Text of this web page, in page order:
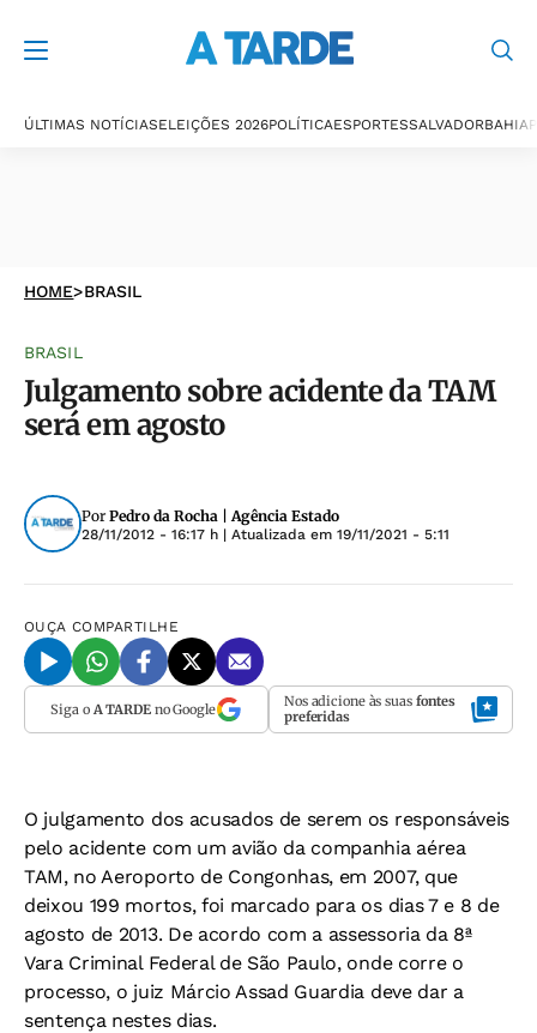
ÚLTIMAS NOTÍCIASELEIÇÕES 2026POLÍTICAESPORTESSALVADORBAHIA
HOME>BRASIL
BRASIL
Julgamento sobre acidente da TAM
será em agosto
Por Pedro da Rocha | Agência Estado
28/11/2012 - 16:17 h | Atualizada em 19/11/2021 - 5:11
OUÇA COMPARTILHE
Siga o A TARDEno Google Nos adicione às suas fontes
preferidas
O julgamento dos acusados de serem os responsáveis
pelo acidente com um avião da companhia aérea
TAM, no Aeroporto de Congonhas, em 2007, que
deixou 199 mortos, foi marcado para os dias 7 e 8 de
agosto de 2013. De acordo com a assessoria da 8ª
Vara Criminal Federal de São Paulo, onde corre o
processo, o juiz Márcio Assad Guardia deve dar a
sentença nestes dias.